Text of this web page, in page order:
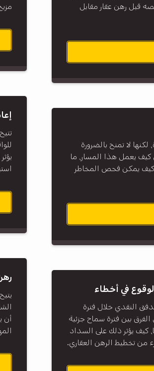
قبل رهن عقار مقابل
لكنها لا تمنح بالضرورة
كيف يعمل هذا المسار، ما
وكيف يمكن فحص المخاطر
في أخطاء
النقدي خلال فترة
الفرق بين فترة سماح جزئية
كيف يؤثر ذلك على السداد
من تخطيط الرهن العقاري.
أن